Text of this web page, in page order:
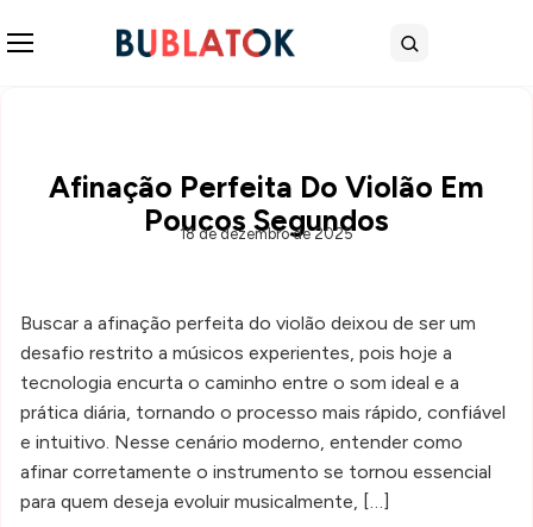
Buscar
Afinação Perfeita Do Violão Em
Poucos Segundos
18 de dezembro de 2025
Buscar a afinação perfeita do violão deixou de ser um
desafio restrito a músicos experientes, pois hoje a
tecnologia encurta o caminho entre o som ideal e a
prática diária, tornando o processo mais rápido, confiável
e intuitivo. Nesse cenário moderno, entender como
afinar corretamente o instrumento se tornou essencial
para quem deseja evoluir musicalmente, […]